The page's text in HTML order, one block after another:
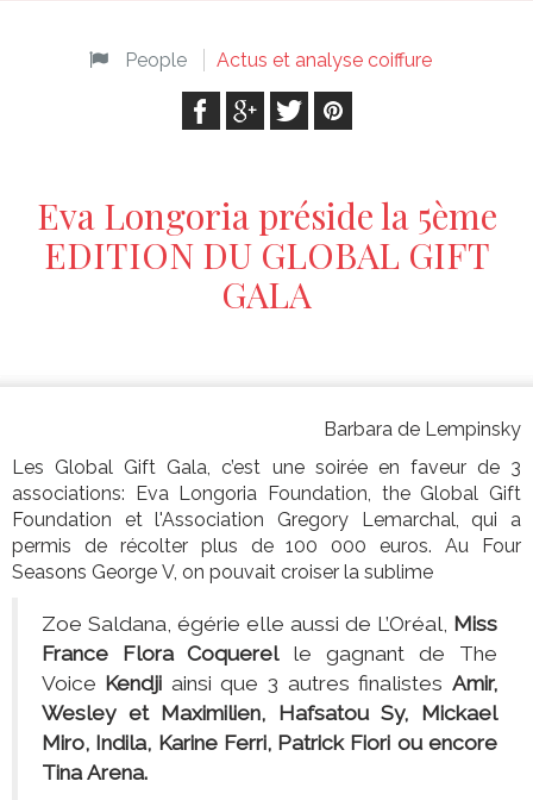
People Actus et analyse coiffure
Eva Longoria préside la 5ème
EDITION DU GLOBAL GIFT
GALA
Barbara de Lempinsky
Les Global Gift Gala, c’est une soirée en faveur de 3
associations: Eva Longoria Foundation, the Global Gift
Foundation et l'Association Gregory Lemarchal, qui a
permis de récolter plus de 100 000 euros. Au Four
Seasons George V, on pouvait croiser la sublime
Zoe Saldana, égérie elle aussi de L’Oréal, Miss
France Flora Coquerelle gagnant de The
Voice Kendji ainsi que 3 autres finalistes Amir,
Wesley et Maximilien, Hafsatou Sy, Mickael
Miro, Indila, Karine Ferri, Patrick Fiori ou encore
Tina Arena.